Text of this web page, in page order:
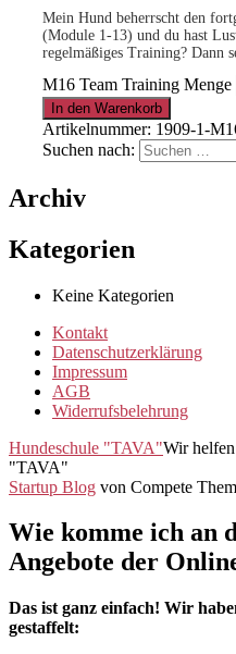
Mein Hund beherrscht den
(Module 1-13) und du hast
regelmäßiges Training? Dann
M16 Team Training Menge
In den Warenkorb
Artikelnummer: 1909-1-
Suchen nach:
Archiv
Kategorien
Keine Kategorien
Kontakt
Datenschutzerklärung
Impressum
AGB
Widerrufsbelehrung
Hundeschule "TAVA"Wir
"TAVA"
Startup Blog von Compete
Wie komme ich an
Angebote der
Das ist ganz einfach! Wir
gestaffelt: